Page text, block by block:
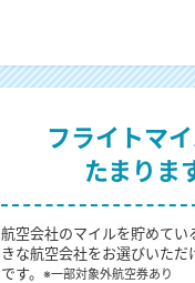
フライトマ
たまりま
航空会社のマイルを貯めてい
きな航空会社をお選びいただ
です。 ※一部対象外航空券あり